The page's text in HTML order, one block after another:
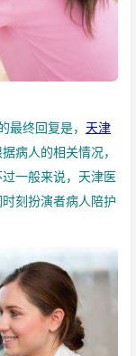
终回复是， 天津
病人的相关情况，
一般来说，天津医
刻扮演者病人陪护